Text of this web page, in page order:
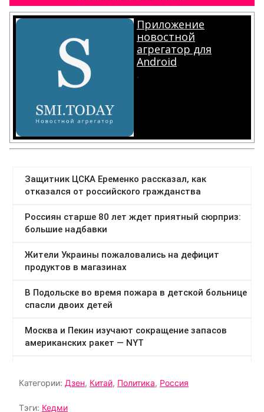
Приложение
новостной
агрегатор для
Android
.
Категории: Дзен, Китай, Политика, Россия
Тэги: Кедми